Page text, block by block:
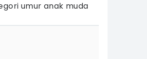
umur anak muda